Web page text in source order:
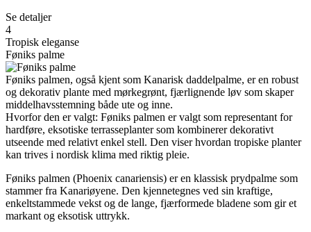
Se detaljer
4
Tropisk eleganse
Føniks palme
Føniks palmen, også kjent som Kanarisk daddelpalme, er en robust
og dekorativ plante med mørkegrønt, fjærlignende løv som skaper
middelhavsstemning både ute og inne.
Hvorfor den er valgt: Føniks palmen er valgt som representant for
hardføre, eksotiske terrasseplanter som kombinerer dekorativt
utseende med relativt enkel stell. Den viser hvordan tropiske planter
kan trives i nordisk klima med riktig pleie.
Føniks palmen (Phoenix canariensis) er en klassisk prydpalme som
stammer fra Kanariøyene. Den kjennetegnes ved sin kraftige,
enkeltstammede vekst og de lange, fjærformede bladene som gir et
markant og eksotisk uttrykk.